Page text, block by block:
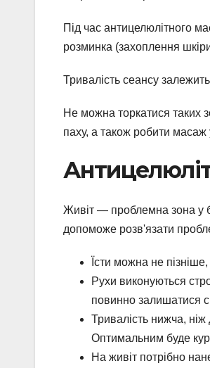
Під час антицелюлітного
розминка (захоплення
Тривалість сеансу
Не можна торкатися таких
паху, а також робити масаж
Живіт — проблемна зона у
допоможе розв'язати
Їсти можна не
Рухи виконуються
повинно залишатися
Тривалість нижча,
Оптимальним буде
На живіт потрібно